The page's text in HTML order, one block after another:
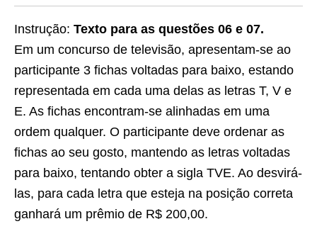
Instrução: Texto para as questões 06 e 07.
Em um concurso de televisão, apresentam-se ao
participante 3 fichas voltadas para baixo, estando
representada em cada uma delas as letras T, V e
E. As fichas encontram-se alinhadas em uma
ordem qualquer. O participante deve ordenar as
fichas ao seu gosto, mantendo as letras voltadas
para baixo, tentando obter a sigla TVE. Ao desvirá-
las, para cada letra que esteja na posição correta
ganhará um prêmio de R$ 200,00.